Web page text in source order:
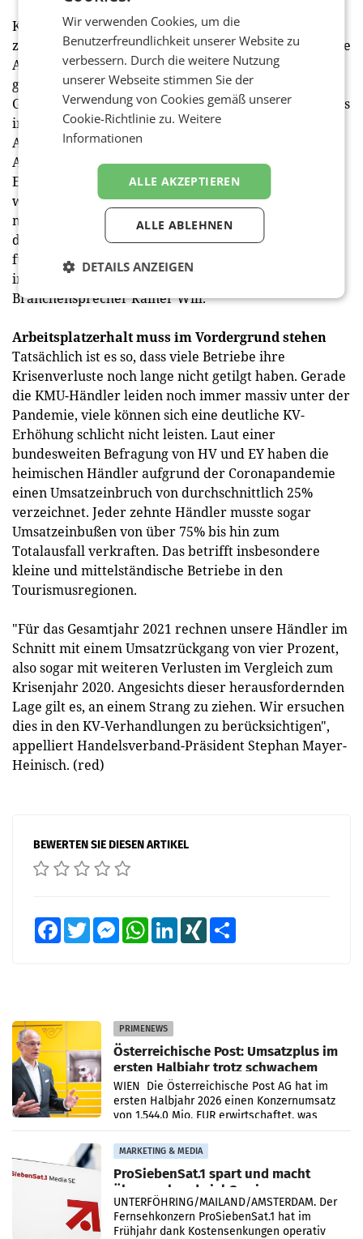
Klar weist der Handelsverband die Behauptung
zurück, dass eine hohe Arbeitsbelastung und schlechte
Arbeitsbedingungen für viele der neue Alltag
geworden sind. "Die Gewerkschaft hat stets die
Gehaltsrunden und das Rahmenrecht mitgestaltet, das
in Österreich europaweit einzigartige
Ausnahmeregeln abbildet. Jedoch können die
Arbeitgeber nichts für pandemiebedingte
Erschwernisse, etwa die Maskenpflicht. Hier setzen
wir darauf, dass sich die GPA weiterhin gemeinsam
mit uns beim Gesundheitsminister für einen Entfall
der Maskenpflicht bei Vorlage eines 3-G-Nachweises
für Handelsangestellte einsetzt, um Erleichterungen
im beruflichen Alltag zu erwirken", so
Branchensprecher Rainer Will.
Arbeitsplatzerhalt muss im Vordergrund stehen
Tatsächlich ist es so, dass viele Betriebe ihre
Krisenverluste noch lange nicht getilgt haben. Gerade
die KMU-Händler leiden noch immer massiv unter der
Pandemie, viele können sich eine deutliche KV-
Erhöhung schlicht nicht leisten. Laut einer
bundesweiten Befragung von HV und EY haben die
heimischen Händler aufgrund der Coronapandemie
einen Umsatzeinbruch von durchschnittlich 25%
verzeichnet. Jeder zehnte Händler musste sogar
Umsatzeinbußen von über 75% bis hin zum
Totalausfall verkraften. Das betrifft insbesondere
kleine und mittelständische Betriebe in den
Tourismusregionen.
"Für das Gesamtjahr 2021 rechnen unsere Händler im
Schnitt mit einem Umsatzrückgang von vier Prozent,
also sogar mit weiteren Verlusten im Vergleich zum
Krisenjahr 2020. Angesichts dieser herausfordernden
Lage gilt es, an einem Strang zu ziehen. Wir ersuchen
dies in den KV-Verhandlungen zu berücksichtigen",
appelliert Handelsverband-Präsident Stephan Mayer-
Heinisch. (red)
BEWERTEN SIE DIESEN ARTIKEL
FacebookTwitter MessengerWhatsAppLinkedInXING
PRIMENEWS
Österreichische Post: Umsatzplus im
ersten Halbjahr trotz schwachem
Briefgeschäft
WIEN Die Österreichische Post AG hat im
ersten Halbjahr 2026 einen Konzernumsatz
von 1.544,0 Mio. EUR erwirtschaftet, was
einem Plus von 3,8 Prozent gegenüber dem
Vergleichszeitraum
MARKETING & MEDIA
ProSiebenSat.1 spart und macht
überraschend viel Gewinn
UNTERFÖHRING/MAILAND/AMSTERDAM. Der
Fernsehkonzern ProSiebenSat.1 hat im
Frühjahr dank Kostensenkungen operativ
Wir verwenden Cookies, um die
Benutzerfreundlichkeit unserer Website zu
verbessern. Durch die weitere Nutzung
unserer Webseite stimmen Sie der
Verwendung von Cookies gemäß unserer
Cookie-Richtlinie zu.Weitere
Informationen
ALLE AKZEPTIEREN
ALLE ABLEHNEN
DETAILS ANZEIGEN